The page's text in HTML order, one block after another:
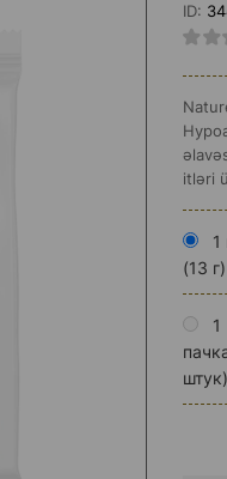
ID:
itləri
1
(13 г)
1
штук)